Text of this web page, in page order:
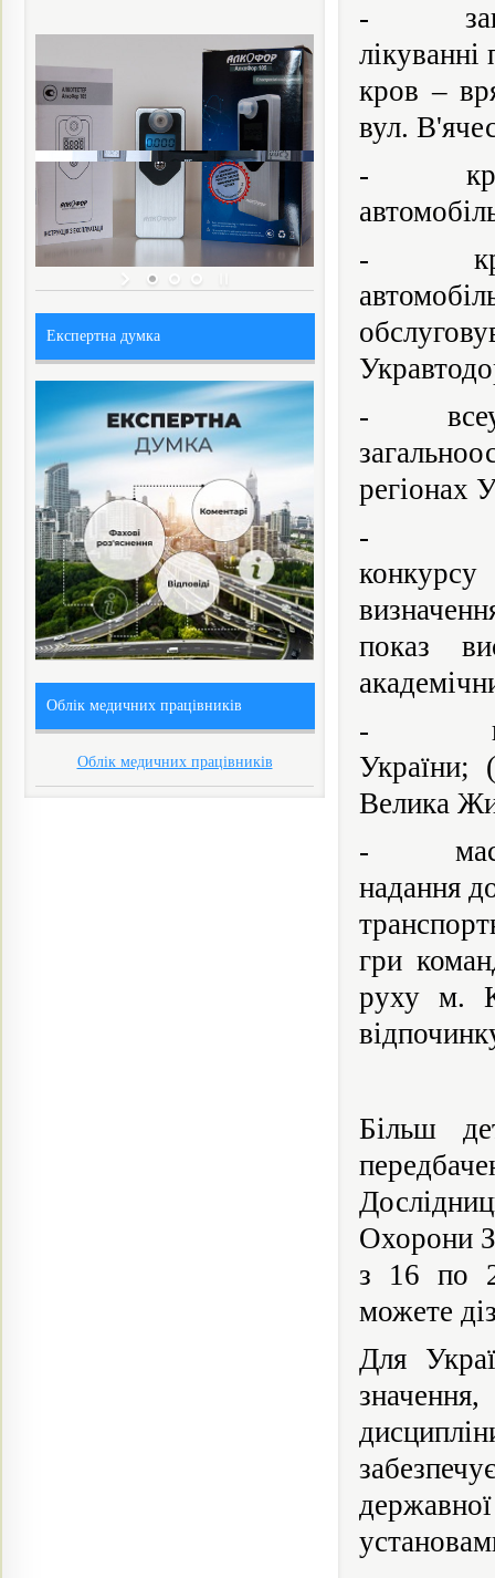
-
кров –
вул.
-
-
-
регіонах
-
показ
-
України;
Велика
- масові
надання
гри
руху м.
Більш
Охорони
з 16 по
можете
Для
Експертна думка
Облік медичних працівників
Облік медичних працівників